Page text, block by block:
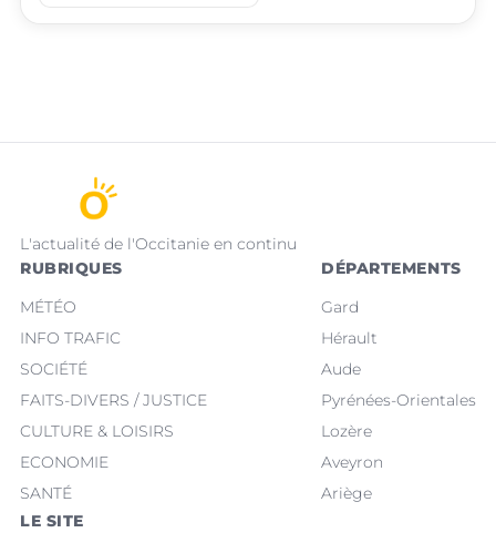
L'actualité de l'Occitanie en continu
RUBRIQUES
MÉTÉO
INFO TRAFIC
SOCIÉTÉ
FAITS-DIVERS / JUSTICE
CULTURE & LOISIRS
ECONOMIE
SANTÉ
DÉPARTEMENTS
Gard
Hérault
Aude
Pyrénées-Orientales
Lozère
Aveyron
Ariège
LE SITE